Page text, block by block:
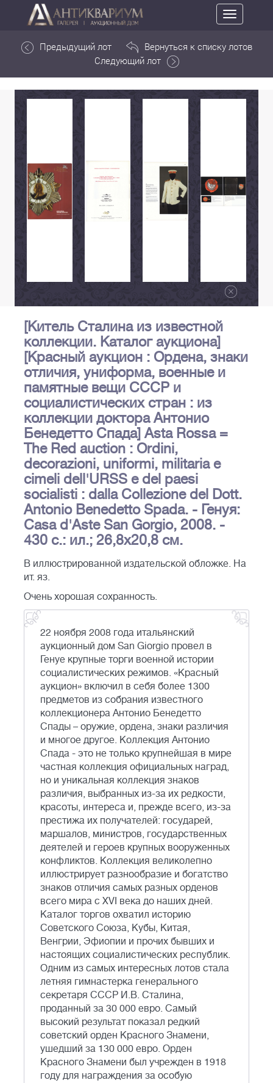
Toggle
navigation
Предыдущий лот
Вернуться к списку лотов
Следующий лот
[Китель Сталина из известной
коллекции. Каталог аукциона]
[Красный аукцион : Ордена, знаки
отличия, униформа, военные и
памятные вещи СССР и
социалистических стран : из
коллекции доктора Антонио
Бенедетто Спада] Asta Rossa =
The Red auction : Ordini,
decorazioni, uniformi, militaria e
cimeli dell'URSS e del paesi
socialisti : dalla Collezione del Dott.
Antonio Benedetto Spada. - Генуя:
Casa d'Aste San Gorgio, 2008. -
430 с.: ил.; 26,8х20,8 см.
В иллюстрированной издательской обложке. На
ит. яз.
Очень хорошая сохранность.
22 ноября 2008 года итальянский
аукционный дом San Giorgio провел в
Генуе крупные торги военной истории
социалистических режимов. «Красный
аукцион» включил в себя более 1300
предметов из собрания известного
коллекционера Антонио Бенедетто
Спады – оружие, ордена, знаки различия
и многое другое. Коллекция Антонио
Спада - это не только крупнейшая в мире
частная коллекция официальных наград,
но и уникальная коллекция знаков
различия, выбранных из-за их редкости,
красоты, интереса и, прежде всего, из-за
престижа их получателей: государей,
маршалов, министров, государственных
деятелей и героев крупных вооруженных
конфликтов. Коллекция великолепно
иллюстрирует разнообразие и богатство
знаков отличия самых разных орденов
всего мира с ХVI века до наших дней.
Каталог торгов охватил историю
Советского Союза, Кубы, Китая,
Венгрии, Эфиопии и прочих бывших и
настоящих социалистических республик.
Одним из самых интересных лотов стала
летняя гимнастерка генерального
секретаря СССР И.В. Сталина,
проданный за 30 000 евро. Самый
высокий результат показал редкий
советский орден Красного Знамени,
ушедший за 130 000 евро. Орден
Красного Знамени был учрежден в 1918
году для награждения за особую